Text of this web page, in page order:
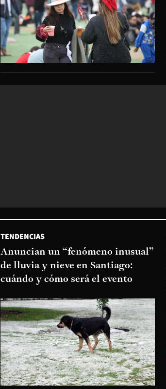
TENDENCIAS
Anuncian un “fenómeno inusual”
de lluvia y nieve en Santiago:
cuándo y cómo será el evento